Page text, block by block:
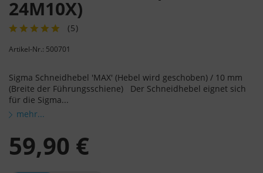
24M10X)
(5)
Artikel-Nr.: 500701
Sigma Schneidhebel 'MAX' (Hebel wird geschoben) / 10 mm
(Breite der Führungsschiene) Der Schneidhebel eignet sich
für die Sigma...
mehr...
59,90 €